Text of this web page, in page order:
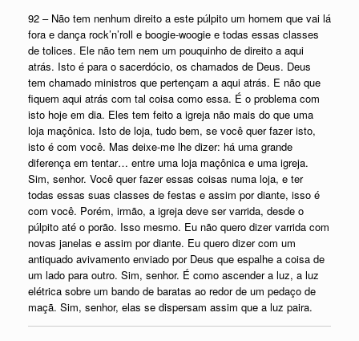
92 – Não tem nenhum direito a este púlpito um homem que vai lá
fora e dança rock’n’roll e boogie-woogie e todas essas classes
de tolices. Ele não tem nem um pouquinho de direito a aqui
atrás. Isto é para o sacerdócio, os chamados de Deus. Deus
tem chamado ministros que pertençam a aqui atrás. E não que
fiquem aqui atrás com tal coisa como essa. É o problema com
isto hoje em dia. Eles tem feito a igreja não mais do que uma
loja maçônica. Isto de loja, tudo bem, se você quer fazer isto,
isto é com você. Mas deixe-me lhe dizer: há uma grande
diferença em tentar… entre uma loja maçônica e uma igreja.
Sim, senhor. Você quer fazer essas coisas numa loja, e ter
todas essas suas classes de festas e assim por diante, isso é
com você. Porém, irmão, a igreja deve ser varrida, desde o
púlpito até o porão. Isso mesmo. Eu não quero dizer varrida com
novas janelas e assim por diante. Eu quero dizer com um
antiquado avivamento enviado por Deus que espalhe a coisa de
um lado para outro. Sim, senhor. É como ascender a luz, a luz
elétrica sobre um bando de baratas ao redor de um pedaço de
maçã. Sim, senhor, elas se dispersam assim que a luz paira.